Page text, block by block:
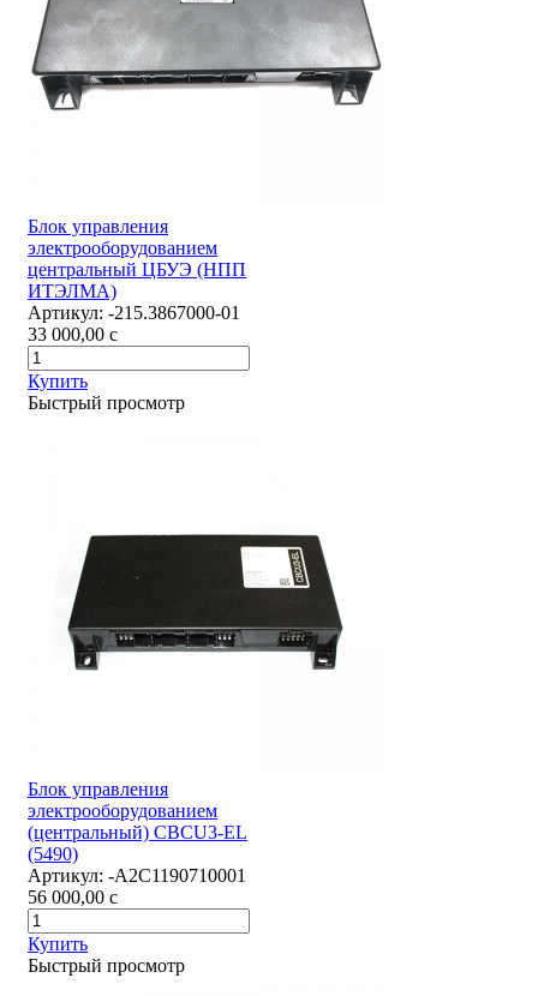
Блок управления
электрооборудованием
центральный ЦБУЭ (НПП
ИТЭЛМА)
Артикул: -215.3867000-01
33 000,00 c
Купить
Быстрый просмотр
Блок управления
электрооборудованием
(центральный) CBCU3-EL
(5490)
Артикул: -А2С1190710001
56 000,00 c
Купить
Быстрый просмотр